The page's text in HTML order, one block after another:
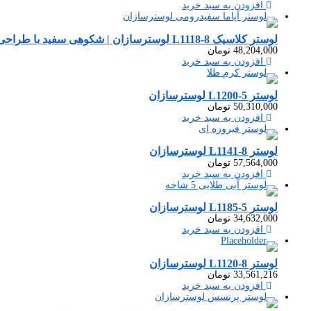
افزودن به سبد خرید
لوستر کلاسیک L1118-8 لوسترسازان | شکوهی سفید با طراحی اصیل و لوکس
48,204,000 تومان
افزودن به سبد خرید
لوستر L1200-5 لوسترسازان
50,310,000 تومان
افزودن به سبد خرید
لوستر L1141-8 لوسترسازان
57,564,000 تومان
افزودن به سبد خرید
لوستر L1185-5 لوسترسازان
34,632,000 تومان
افزودن به سبد خرید
لوستر L1120-8 لوسترسازان
33,561,216 تومان
افزودن به سبد خرید